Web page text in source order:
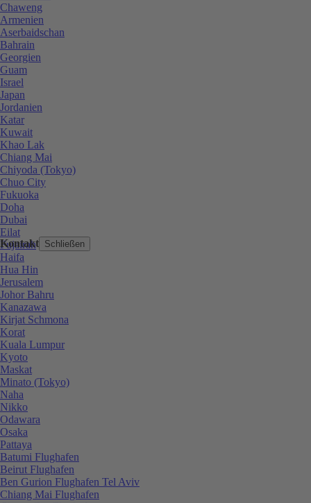
Kontakt Schließen
Chaweng
Armenien
Aserbaidschan
Bahrain
Georgien
Guam
Israel
Japan
Jordanien
Katar
Kuwait
Khao Lak
Chiang Mai
Chiyoda (Tokyo)
Chuo City
Fukuoka
Doha
Dubai
Eilat
Fujairah
Haifa
Hua Hin
Jerusalem
Johor Bahru
Kanazawa
Kirjat Schmona
Korat
Kuala Lumpur
Kyoto
Maskat
Minato (Tokyo)
Naha
Nikko
Odawara
Osaka
Pattaya
Batumi Flughafen
Beirut Flughafen
Ben Gurion Flughafen Tel Aviv
Chiang Mai Flughafen